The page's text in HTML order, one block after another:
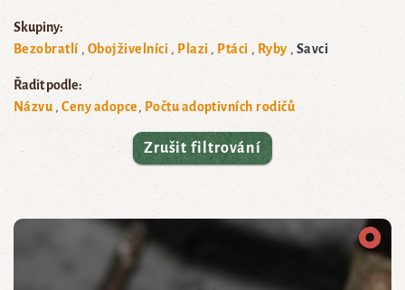
Skupiny:
Bezobratlí
Obojživelníci Plazi Ptáci Ryby Savci
Řadit podle:
Názvu
Ceny adopce Počtu adoptivních rodičů
Zrušit filtrování